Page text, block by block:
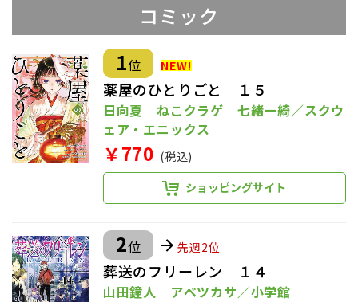
コミック
1位
薬屋のひとりごと １５
日向夏 ねこクラゲ 七緒一綺／スクウ
ェア・エニックス
￥770 (税込)
ショッピングサイト
2位 先週2位
葬送のフリーレン １４
山田鐘人 アベツカサ／小学館